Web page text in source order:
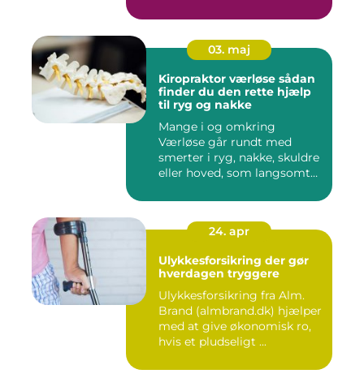
03. maj
Kiropraktor værløse sådan
finder du den rette hjælp
til ryg og nakke
Mange i og omkring
Værløse går rundt med
smerter i ryg, nakke, skuldre
eller hoved, som langsomt
24. apr
Ulykkesforsikring der gør
hverdagen tryggere
Ulykkesforsikring fra Alm.
Brand (almbrand.dk) hjælper
med at give økonomisk ro,
hvis et pludseligt ...